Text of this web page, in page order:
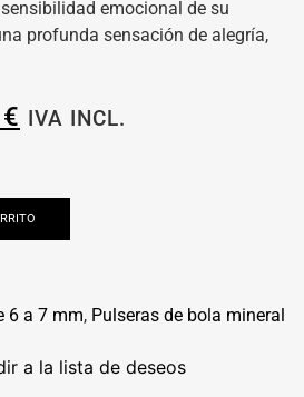
emocional de su
profunda sensación de alegría,
€ IVA INCL.
6 a 7 mm, Pulseras de bola mineral
a la lista de deseos